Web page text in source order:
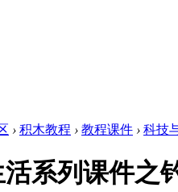
› 积木教程 › 教程课件 › 科技
系列课件之